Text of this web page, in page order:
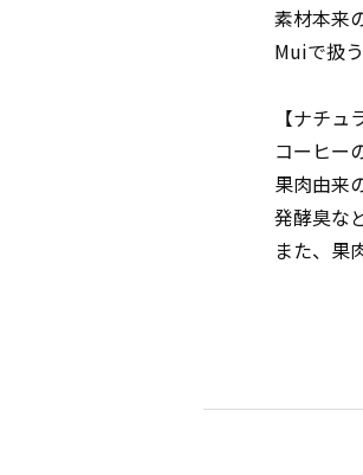
素材本来
Muiで扱
【ナチュ
コーヒー
果肉由来
発酵臭な
また、果